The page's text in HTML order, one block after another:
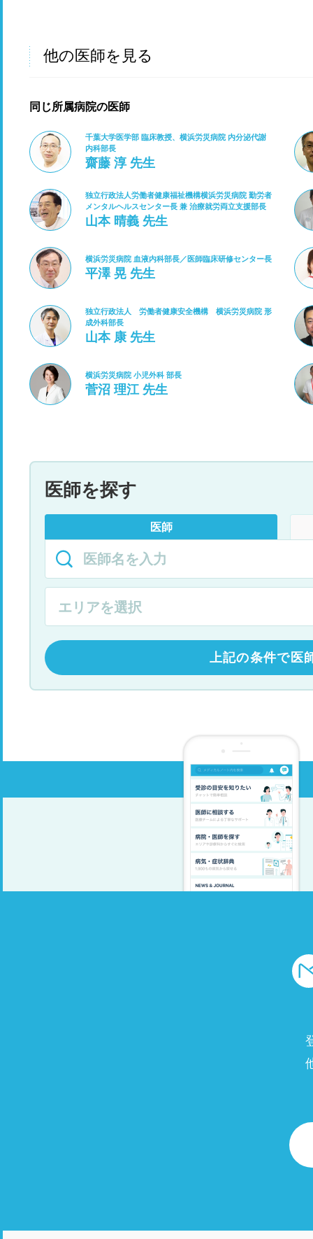
他の医師を見る
同じ所属病院の医師
千葉大学医学部 臨床教授、横浜労災病院 内分泌代謝
内科部長
齋藤 淳 先生
独立行政法人労働者健康福祉機構横浜労災病院 勤労者
メンタルヘルスセンター長 兼 治療就労両立支援部長
山本 晴義 先生
横浜労災病院 血液内科部長／医師臨床研修センター長
平澤 晃 先生
独立行政法人 労働者健康安全機構 横浜労災病院 形
成外科部長
山本 康 先生
横浜労災病院 小児外科 部長
菅沼 理江 先生
医師を探す
医師
上記の条件で医